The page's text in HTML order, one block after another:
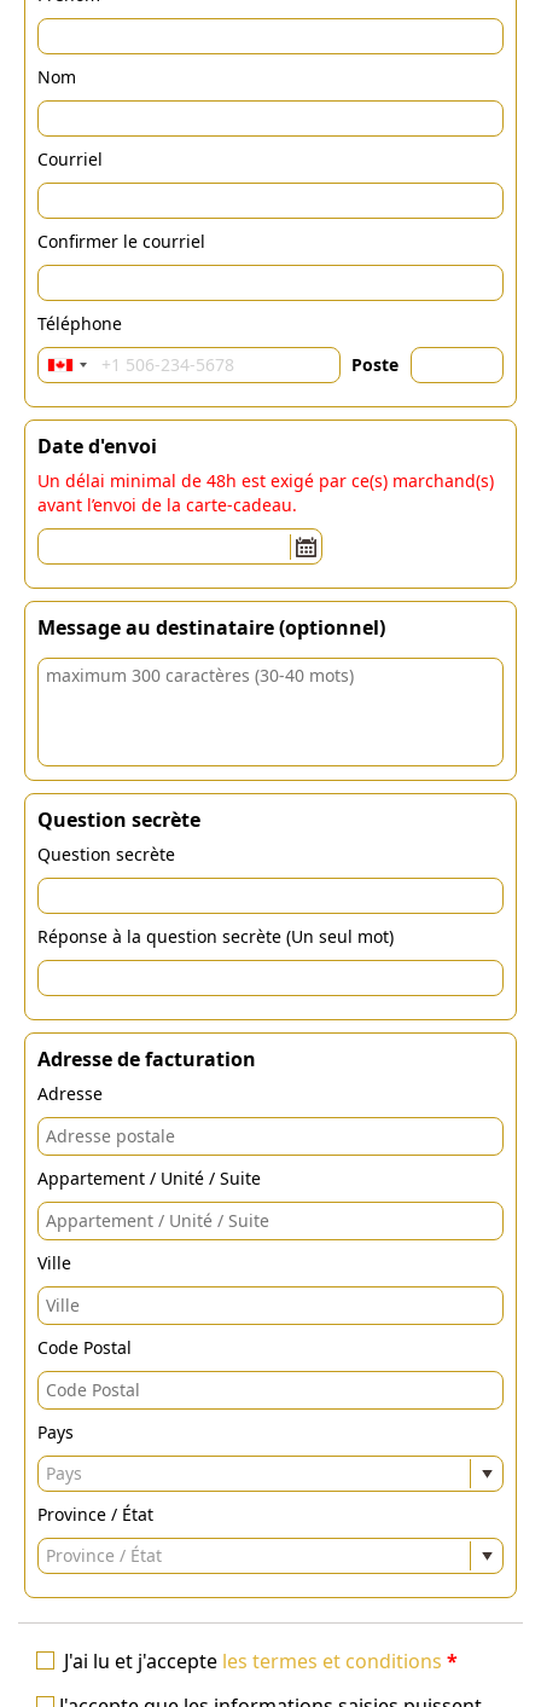
Nom
Courriel
Confirmer le courriel
Téléphone
Poste
Date d'envoi
Un délai minimal de 48h est exigé par ce(s) marchand(s)
avant l’envoi de la carte-cadeau.
Message au destinataire (optionnel)
Question secrète
Question secrète
Réponse à la question secrète (Un seul mot)
Adresse de facturation
Adresse
Appartement / Unité / Suite
Ville
Code Postal
Pays
Pays
Province / État
Province / État
J'ai lu et j'accepte les termes et conditions *